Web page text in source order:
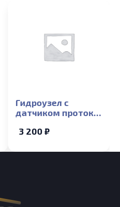
Гидроузел с
датчиком протока
подпитки Ferroli
3 200 ₽